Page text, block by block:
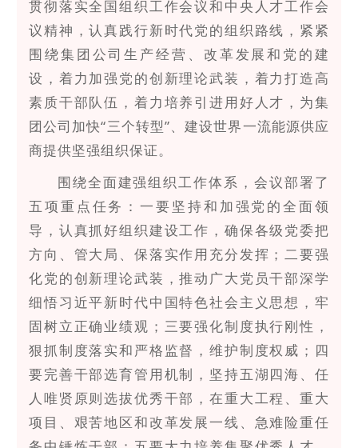
贯彻落实全国组织工作会议和中央人才工作会
议精神，认真践行新时代党的组织路线，紧紧
围绕集团公司生产经营、改革发展和党的建
设，着力加强党的创新理论武装，着力打造高
素质干部队伍，着力培养引进用好人才，为集
团公司加快“三个转型”、建设世界一流能源供应
商提供坚强组织保证。
围绕全面建强组织工作体系，会议部署了
五项重点任务：一要坚持和加强党的全面领
导，认真抓好组织建设工作，确保各级党委把
方向、管大局、保落实作用充分发挥；二要强
化党的创新理论武装，推动广大党员干部深学
细悟习近平新时代中国特色社会主义思想，牢
固树立正确业绩观；三要强化制度执行刚性，
狠抓制度落实和严格监督，维护制度权威；四
要完善干部选育管用机制，坚持五湖四海、任
人唯贤原则选拔优秀干部，在重大工程、重大
项目、艰苦地区和改革发展一线、急难险重任